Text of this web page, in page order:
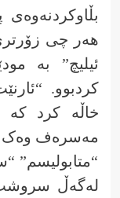
بڵاوکردنەوەی
هەر چی
ئیلیچ” بە
کردبوو.
خاڵە کرد کە
مەسرەف وەک
“متابولیسم”
لەگەڵ